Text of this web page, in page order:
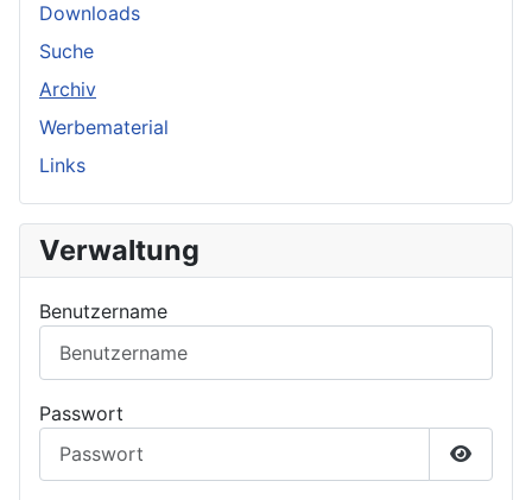
Downloads
Suche
Archiv
Werbematerial
Links
Verwaltung
Benutzername
Passwort